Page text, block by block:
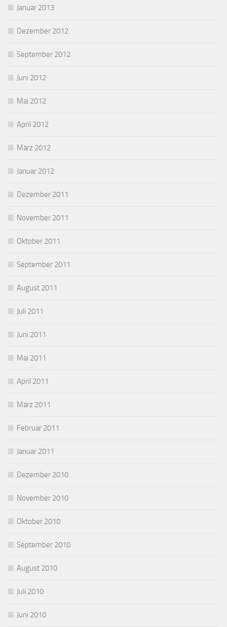
Januar 2013
Dezember 2012
September 2012
Juni 2012
Mai 2012
April 2012
März 2012
Januar 2012
Dezember 2011
November 2011
Oktober 2011
September 2011
August 2011
Juli 2011
Juni 2011
Mai 2011
April 2011
März 2011
Februar 2011
Januar 2011
Dezember 2010
November 2010
Oktober 2010
September 2010
August 2010
Juli 2010
Juni 2010